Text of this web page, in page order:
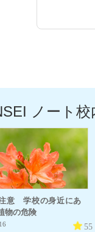
ノート校
意 学校の身近にあ
物の危険
55